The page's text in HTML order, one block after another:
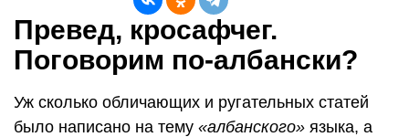
Превед, кросафчег.
Поговорим по-албански?
Уж сколько обличающих и ругательных статей
было написано на тему «албанского» языка, а